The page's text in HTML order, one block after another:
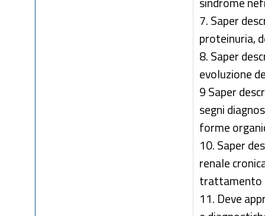
7. Saper
proteinuria,
8. Saper
evoluzione
9 Saper
segni
forme
10. Saper
renale
trattamento
11. Deve